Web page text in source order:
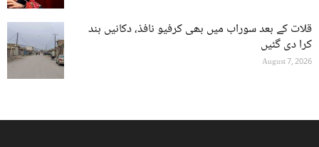
قلات کے بعد سوراب میں بھی کرفیو نافذ، دکانیں بند
کرا دی گئیں
August 7, 2026